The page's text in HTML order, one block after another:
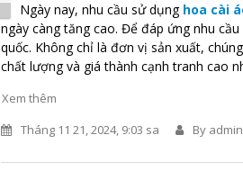
Ngày nay, nhu cầu sử dụng hoa cài
ngày càng tăng cao. Để đáp ứng nhu
quốc. Không chỉ là đơn vị sản xuất,
chất lượng và giá thành cạnh tranh cao
Xem thêm
Tháng 11 21, 2024, 9:03 sa
By admin